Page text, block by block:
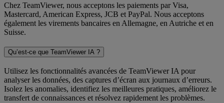
Chez TeamViewer, nous acceptons les paiements par Visa,
Mastercard, American Express, JCB et PayPal. Nous acceptons
également les virements bancaires en Allemagne, en Autriche et en
Suisse.
Qu’est-ce que TeamViewer IA ?
Utilisez les fonctionnalités avancées de TeamViewer IA pour
analyser les données, des captures d’écran aux journaux d’erreurs.
Isolez les anomalies, identifiez les meilleures pratiques, améliorez le
transfert de connaissances et résolvez rapidement les problèmes.